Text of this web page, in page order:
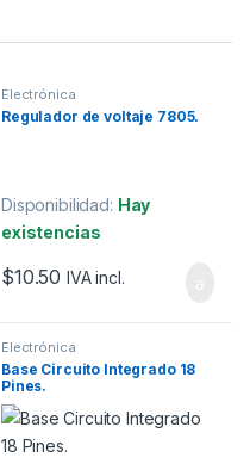
Electrónica
Regulador de voltaje 7805.
Disponibilidad: Hay
existencias
$10.50 IVA incl.
Electrónica
Base Circuito Integrado 18
Pines.